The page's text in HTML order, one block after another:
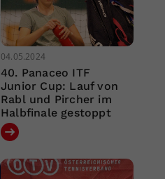
04.05.2024
40. Panaceo ITF
Junior Cup: Lauf von
Rabl und Pircher im
Halbfinale gestoppt